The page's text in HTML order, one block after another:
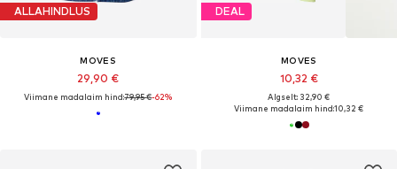
ALLAHINDLUS
MOVES
29,90 €
Viimane madalaim hind:79,95 €-62%
DEAL
MOVES
10,32 €
Algselt: 32,90 €
Viimane madalaim hind:10,32 €